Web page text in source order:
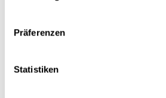
Präferenzen
Statistiken